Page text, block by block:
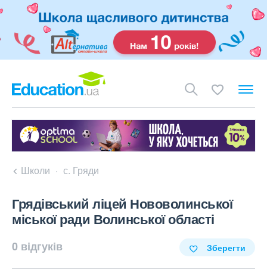
Школи с. Гряди
Грядівський ліцей Нововолинської
міської ради Волинської області
0 відгуків Зберегти